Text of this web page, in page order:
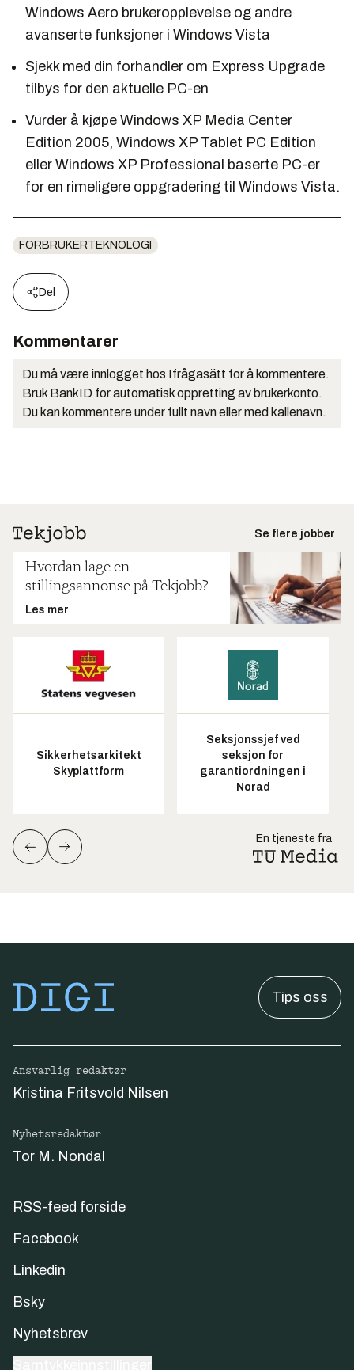
Windows Aero brukeropplevelse og andre
avanserte funksjoner i Windows Vista
Sjekk med din forhandler om Express Upgrade
tilbys for den aktuelle PC-en
Vurder å kjøpe Windows XP Media Center
Edition 2005, Windows XP Tablet PC Edition
eller Windows XP Professional baserte PC-er
for en rimeligere oppgradering til Windows Vista.
FORBRUKERTEKNOLOGI
Del
Kommentarer
Du må være innlogget hos Ifrågasätt for å kommentere.
Bruk BankID for automatisk oppretting av brukerkonto.
Du kan kommentere under fullt navn eller med kallenavn.
Se flere jobber
Hvordan lage en
stillingsannonse på Tekjobb?
Les mer
Sikkerhetsarkitekt
Skyplattform
Seksjonssjef ved
seksjon for
garantiordningen i
Norad
En tjeneste fra
Tips oss
Ansvarlig redaktør
Kristina Fritsvold Nilsen
Nyhetsredaktør
Tor M. Nondal
RSS-feed forside
Facebook
Linkedin
Bsky
Nyhetsbrev